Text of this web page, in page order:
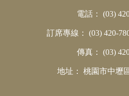
電話： (03)
訂席專線： (03) 420-
傳真： (03)
地址： 桃園市中壢